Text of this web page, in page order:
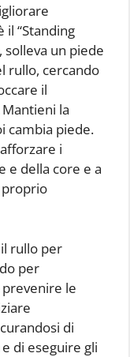
il “Standing
solleva un piede
rullo, cercando
il
la
cambia piede.
i
e della core e a
proprio
rullo per
per
le
di
di eseguire gli